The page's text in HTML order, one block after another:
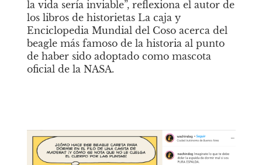
la vida sería inviable”, reflexiona el autor de
los libros de historietas La caja y
Enciclopedia Mundial del Coso acerca del
beagle más famoso de la historia al punto
de haber sido adoptado como mascota
oficial de la NASA.